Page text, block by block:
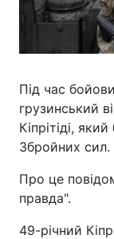
Під час
грузинський
Кіпрітіді,
Збройних сил.
Про це
правда".
49-річний